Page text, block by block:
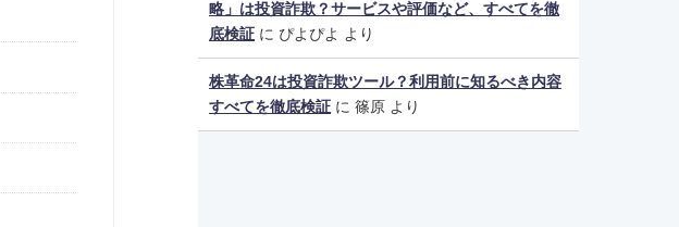
略」は投資詐欺？サービスや評価など、すべてを徹
底検証 に ぴよぴよ より
株革命24は投資詐欺ツール？利用前に知るべき内容
すべてを徹底検証 に 篠原 より